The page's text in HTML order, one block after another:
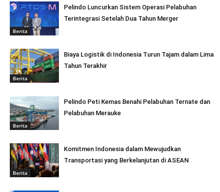
Berita
Pelindo Luncurkan Sistem Operasi Pelabuhan
Terintegrasi Setelah Dua Tahun Merger
Berita
Biaya Logistik di Indonesia Turun Tajam dalam Lima
Tahun Terakhir
Berita
Pelindo Peti Kemas Benahi Pelabuhan Ternate dan
Pelabuhan Merauke
Berita
Komitmen Indonesia dalam Mewujudkan
Transportasi yang Berkelanjutan di ASEAN